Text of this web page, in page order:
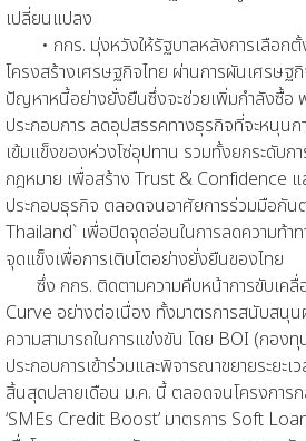
เปลี่ยนแปลง
• กกร. มุ่งหวังให้รัฐบาลหลังการเลือกตั้
โครงสร้างเศรษฐกิจไทย ผ่านการผันเศรษฐกิ
ปัญหาหนี้อย่างยั่งยืนซึ่งจะช่วยเพิ่มกำลังซื้อ
ประกอบการ ลดอุปสรรคทางธุรกิจที่จะหนุนก
เข้มแข็งของห่วงโซ่อุปทาน รวมทั้งยกระดับ
กฎหมาย เพื่อสร้าง Trust & Confidence
ประกอบธุรกิจ ตลอดจนอาศัยการร่วมมือกัน
Thailand` เพื่อปิดจุดอ่อนในการลดความท้าท
จุดแข็งเพื่อการเติบโตอย่างยั่งยืนของไทย
ซึ่ง กกร. ติดตามความคืบหน้าการขับเค
Curve อย่างต่อเนื่อง ทั้งมาตรการสนับสนุน
ความสามารถในการแข่งขัน โดย BOI (กอง
ประกอบการเข้าร่วมและพิจารณาขยายระยะเ
สิ้นสุดปลายเดือน ม.ค. นี้ ตลอดจนโครงการก
‘SMEs Credit Boost’ มาตรการ Soft